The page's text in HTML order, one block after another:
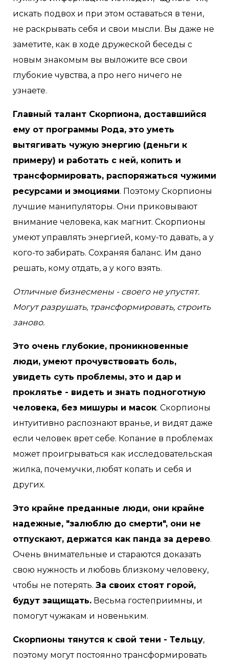
искать подвох и при этом оставаться в тени,
не раскрывать себя и свои мысли. Вы даже не
заметите, как в ходе дружеской беседы с
новым знакомым вы выложите все свои
глубокие чувства, а про него ничего не
узнаете.
Главный талант Скорпиона, доставшийся
ему от программы Рода, это уметь
вытягивать чужую энергию (деньги к
примеру) и работать с ней, копить и
трансформировать, распоряжаться чужими
ресурсами и эмоциями. Поэтому Скорпионы
лучшие манипуляторы. Они приковывают
внимание человека, как магнит. Скорпионы
умеют управлять энергией, кому-то давать, а у
кого-то забирать. Сохраняя баланс. Им дано
решать, кому отдать, а у кого взять.
Отличные бизнесмены - своего не упустят.
Могут разрушать, трансформировать, строить
заново.
Это очень глубокие, проникновенные
люди, умеют прочувствовать боль,
увидеть суть проблемы, это и дар и
проклятье - видеть и знать подноготную
человека, без мишуры и масок. Скорпионы
интуитивно распознают вранье, и видят даже
если человек врет себе. Копание в проблемах
может проигрываться как исследовательская
жилка, почемучки, любят копать и себя и
других.
Это крайне преданные люди, они крайне
надежные, "залюблю до смерти", они не
отпускают, держатся как панда за дерево.
Очень внимательные и стараются доказать
свою нужность и любовь близкому человеку,
чтобы не потерять. За своих стоят горой,
будут защищать. Весьма гостеприимны, и
помогут чужакам и новеньким.
Скорпионы тянутся к свой тени - Тельцу,
поэтому могут постоянно трансформировать